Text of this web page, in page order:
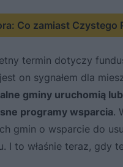
Co zamiast Czystego
termin dotyczy
on sygnałem dla
gminy uruchomią lub
programy wsparcia.
gmin o wsparcie do
I to właśnie teraz, gdy